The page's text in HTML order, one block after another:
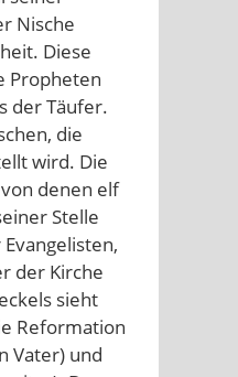
Nische
Diese
Propheten
der Täufer.
die
wird. Die
von denen elf
Stelle
der Kirche
sieht
Reformation
Vater) und